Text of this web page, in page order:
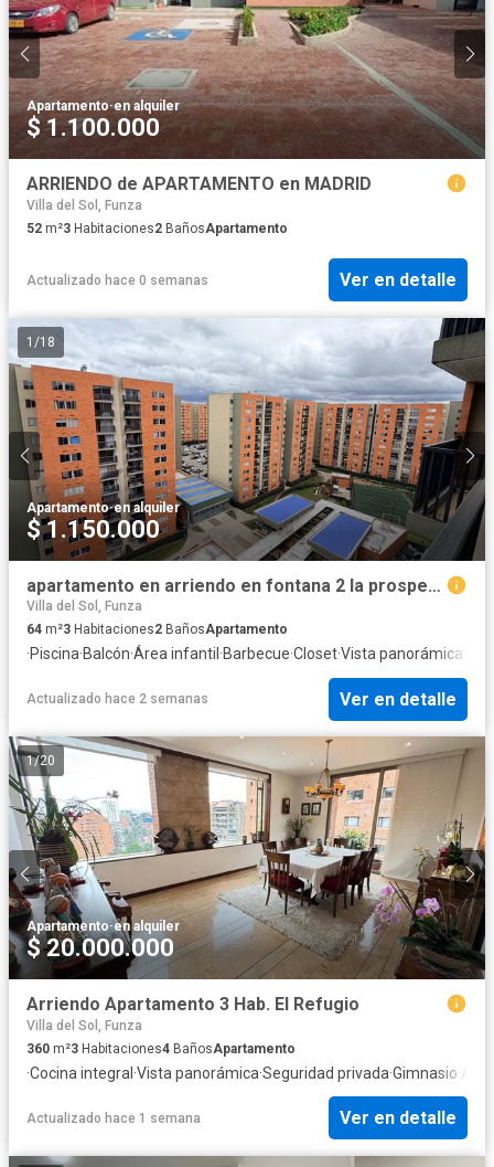
Apartamento·en alquiler
$ 1.100.000
ARRIENDO de APARTAMENTO en MADRID
Villa del Sol, Funza
52 m²3 Habitaciones2 BañosApartamento
Actualizado hace 0 semanas Ver en detalle
1 /18
Apartamento·en alquiler
$ 1.150.000
apartamento en arriendo en fontana 2 la prosperidad. Cod A2019
Villa del Sol, Funza
64 m²3 Habitaciones2 BañosApartamento
·Piscina·Balcón·Área infantil ·Barbecue·Closet·Vista panorámica
Actualizado hace 2 semanas Ver en detalle
1/20
Apartamento·en alquiler
$ 20.000.000
Arriendo Apartamento 3 Hab. El Refugio
Villa del Sol, Funza
360 m²3 Habitaciones4 BañosApartamento
·Cocina integral ·Vista panorámica·Seguridad privada·Gimnasio·
Actualizado hace 1 semana Ver en detalle